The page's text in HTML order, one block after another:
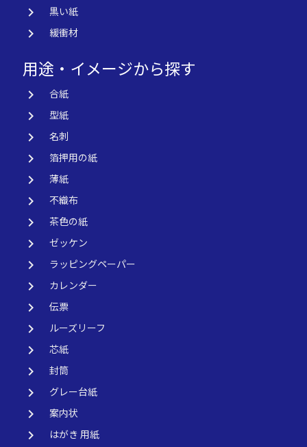
keyboard_arrow_right 黒い紙
keyboard_arrow_right 緩衝材
用途・イメージから探す
keyboard_arrow_right 合紙
keyboard_arrow_right 型紙
keyboard_arrow_right 名刺
keyboard_arrow_right 箔押用の紙
keyboard_arrow_right 薄紙
keyboard_arrow_right 不織布
keyboard_arrow_right 茶色の紙
keyboard_arrow_right ゼッケン
keyboard_arrow_right ラッピングペーパー
keyboard_arrow_right カレンダー
keyboard_arrow_right 伝票
keyboard_arrow_right ルーズリーフ
keyboard_arrow_right 芯紙
keyboard_arrow_right 封筒
keyboard_arrow_right グレー台紙
keyboard_arrow_right 案内状
keyboard_arrow_right はがき 用紙